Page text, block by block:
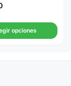
opciones